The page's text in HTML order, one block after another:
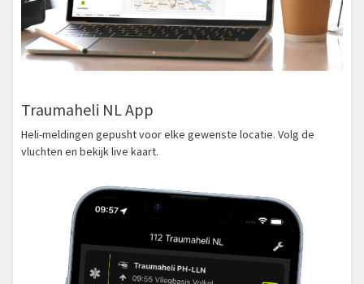
Traumaheli NL App
Heli-meldingen gepusht voor elke gewenste locatie. Volg de
vluchten en bekijk live kaart.